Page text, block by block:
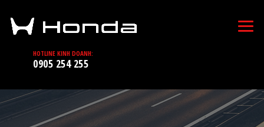
HOTLINE KINH DOANH:
0905 254 255